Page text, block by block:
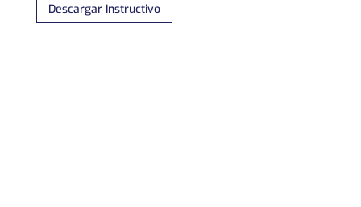
Descargar Instructivo